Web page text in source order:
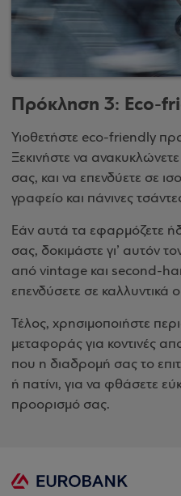
Πρόκληση 3: Eco-
Υιοθετήστε eco-friendly
Ξεκινήστε να
σας, και να επενδύετε σε
γραφείο και πάνινες
Εάν αυτά τα εφαρμόζετε
σας, δοκιμάστε γι’ αυτόν
από vintage και second-
επενδύσετε σε καλλυντικά
Τέλος, χρησιμοποιήστε
μεταφοράς για κοντινές
που η διαδρομή σας το
ή πατίνι, για να φθάσετε
προορισμό σας.